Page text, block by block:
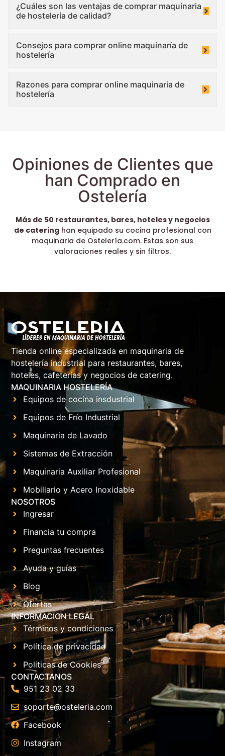
¿Cuáles son las ventajas de comprar maquinaria
de hostelería de calidad?
Consejos para comprar online maquinaría de
hostelería
Razones para comprar online maquinaria de
hostelería
Opiniones de Clientes que
han Comprado en
Ostelería
Más de 50 restaurantes, bares, hoteles y negocios
de cateringhan equipado su cocina profesional con
maquinaria de Ostelería.com. Estas son sus
valoraciones reales y sin filtros.
Tienda online especializada en maquinaria de
hostelería industrial para restaurantes, bares,
hoteles, cafeterías y negocios de catering.
MAQUINARIA HOSTELERÍA
Equipos de cocina insdustrial
Equipos de Frío Industrial
Maquinaria de Lavado
Sistemas de Extracción
Maquinaria Auxiliar Profesional
Mobiliario y Acero Inoxidable
NOSOTROS
Ingresar
Financia tu compra
Preguntas frecuentes
Ayuda y guías
Blog
Ofertas
INFORMACION LEGAL
Términos y condiciones
Política de privacidad
Politicas de Cookies
CONTACTANOS
951 23 02 33
soporte@osteleria.com
Facebook
Instagram